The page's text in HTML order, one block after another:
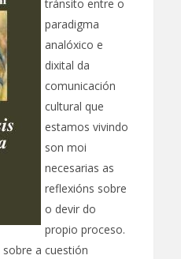
tránsito entre o
paradigma
analóxico e
dixital da
comunicación
cultural que
estamos vivindo
son moi
necesarias as
reflexións sobre
o devir do
propio proceso.
sobre a cuestión